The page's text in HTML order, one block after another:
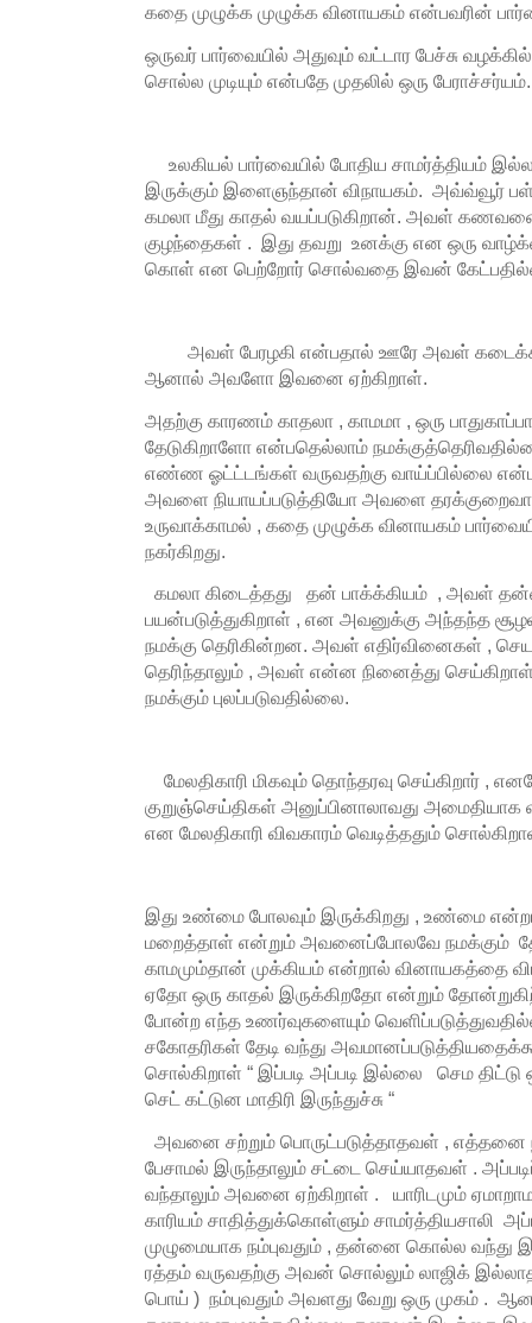
கதை முழுக்க முழுக்க வினாயகம் என்பவரின்
ஒருவர் பார்வையில் அதுவும் வட்டார பேச்சு
சொல்ல முடியும் என்பதே முதலில் ஒரு பேராச்சர்யம்.
உலகியல் பார்வையில் போதிய சாமர்த்தியம்
இருக்கும் இளைஞந்தான் விநாயகம். அவ்வ்வூர்
கமலா மீது காதல் வயப்படுகிறான். அவள்
குழந்தைகள் . இது தவறு உனக்கு என ஒரு
கொள் என பெற்றோர் சொல்வதை இவன்
அவள் பேரழகி என்பதால் ஊரே அவள்
ஆனால் அவளோ இவனை ஏற்கிறாள்.
அதற்கு காரணம் காதலா , காமமா , ஒரு
தேடுகிறாளோ என்பதெல்லாம்
எண்ண ஓட்ட்டங்கள் வருவதற்கு வாய்ப்பில்லை
அவளை நியாயப்படுத்தியோ அவளை
உருவாக்காமல் , கதை முழுக்க வினாயகம்
நகர்கிறது.
கமலா கிடைத்தது தன் பாக்க்கியம் , அவள்
பயன்படுத்துகிறாள் , என அவனுக்கு அந்தந்த
நமக்கு தெரிகின்றன. அவள் எதிர்வினைகள் ,
தெரிந்தாலும் , அவள் என்ன நினைத்து
நமக்கும் புலப்படுவதில்லை.
மேலதிகாரி மிகவும் தொந்தரவு செய்கிறார் ,
குறுஞ்செய்திகள் அனுப்பினாலாவது அமைதியாக
என மேலதிகாரி விவகாரம் வெடித்ததும்
இது உண்மை போலவும் இருக்கிறது , உண்மை
மறைத்தாள் என்றும் அவனைப்போலவே நமக்கும்
காமமும்தான் முக்கியம் என்றால் வினாயகத்தை
ஏதோ ஒரு காதல் இருக்கிறதோ என்றும்
போன்ற எந்த உணர்வுகளையும்
சகோதரிகள் தேடி வந்து
சொல்கிறாள் “ இப்படி அப்படி இல்லை செம
செட் கட்டுன மாதிரி இருந்துச்சு “
அவனை சற்றும் பொருட்படுத்தாதவள் ,
பேசாமல் இருந்தாலும் சட்டை செய்யாதவள் .
வந்தாலும் அவனை ஏற்கிறாள் . யாரிடமும்
காரியம் சாதித்துக்கொள்ளும் சாமர்த்தியசாலி
முழுமையாக நம்புவதும் , தன்னை கொல்ல வந்து
ரத்தம் வருவதற்கு அவன் சொல்லும் லாஜிக்
பொய் ) நம்புவதும் அவளது வேறு ஒரு முகம் .